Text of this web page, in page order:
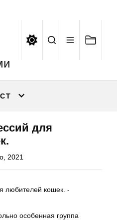
для
2021
особенная группа